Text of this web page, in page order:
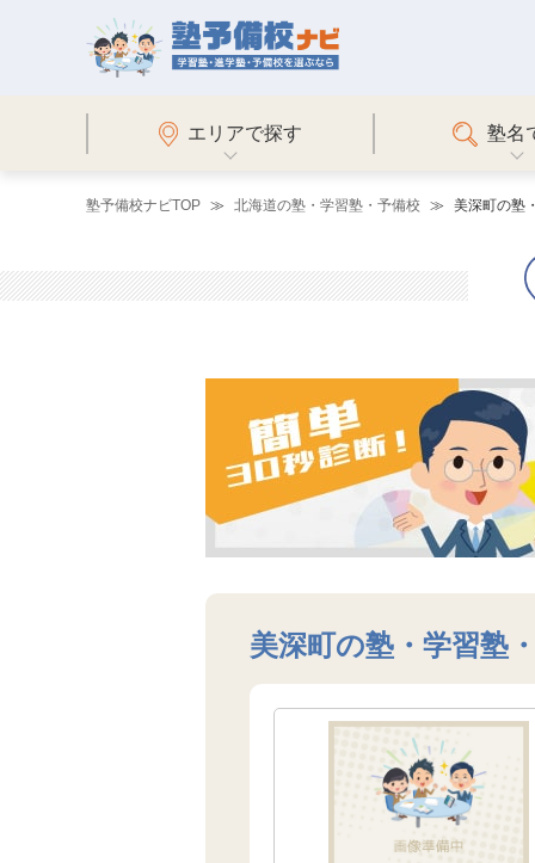
エリアで探す 塾名
塾予備校ナビTOP 北海道の塾・学習塾・予備校 美深町の塾
美深町の塾・学習塾